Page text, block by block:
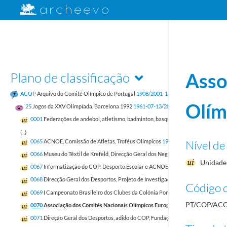
Plano de classificação
ACOPArquivo do Comité Olímpico de Portugal 1908/2001-12-31
25 Jogos da XXV Olimpíada, Barcelona 1992 1961-07-13/2000-01-05
0001 Federações de andebol, atletismo, badminton, basquetebol e boxe1985-
(...)
0065ACNOE, Comissão de Atletas, Troféus Olímpicos 1990-02-05/1992-04-28
0066 Museu do Têxtil de Krefeld, Direcção Geral dos Negócios Político-
0067 Informatização do COP, Desporto Escolar e ACNOE
1989-04-27/1992-04-27
0068 Direcção Geral dos Desportos, Projeto de Investigação e Intervenção
0069 I Campeonato Brasileiro dos Clubes da Colónia Portuguesa, Dia Olímpico,
0070Associação dos Comités Nacionais Olímpicos Europeus
1991-02/1991-12-
0071 Direção Geral dos Desportos, adido do COP, Fundação de Apoio ao
Nível
Código
PT/COP/